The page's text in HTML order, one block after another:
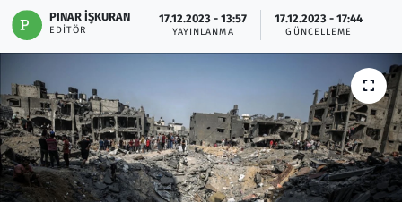
PINAR İŞKURAN
EDITÖR
17.12.2023 - 13:57
YAYINLANMA
17.12.2023 - 17:44
GÜNCELLEME
Ramazan
Resmi İlanlar
Rüya Tabirleri